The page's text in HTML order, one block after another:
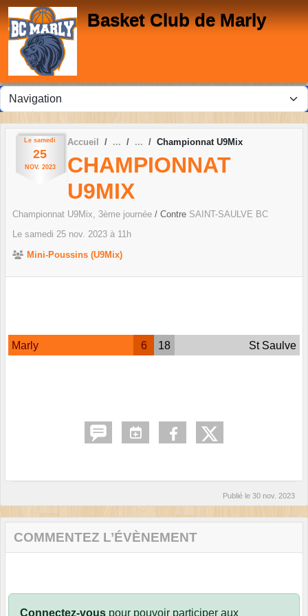
Basket Club de Marly
Le samedi
25
NOV. 2023
Accueil Championnat U9Mix
CHAMPIONNAT
U9MIX
Championnat U9Mix, 3ème journée / Contre SAINT-SAULVE BC
Le samedi 25 nov. 2023 à 11h
Mini-Poussins (U9Mix)
Marly 6 18 St Saulve
Publié le 30 nov. 2023
COMMENTEZ L’ÉVÈNEMENT
Connectez-vous pour pouvoir participer aux
Panneau de gestion des cookies